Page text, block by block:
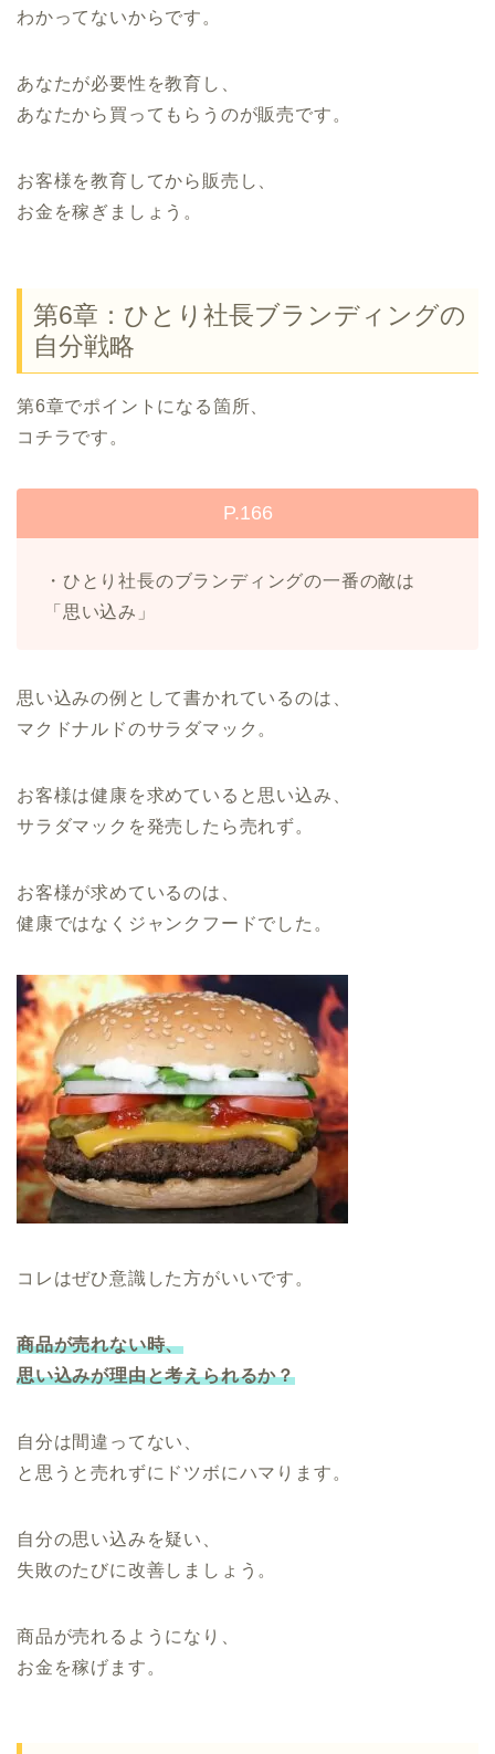
わかってないからです。
あなたが必要性を教育し、
あなたから買ってもらうのが販売です。
お客様を教育してから販売し、
お金を稼ぎましょう。
第6章：ひとり社長ブランディングの
自分戦略
第6章でポイントになる箇所、
コチラです。
P.166
・ひとり社長のブランディングの一番の敵は
「思い込み」
思い込みの例として書かれているのは、
マクドナルドのサラダマック。
お客様は健康を求めていると思い込み、
サラダマックを発売したら売れず。
お客様が求めているのは、
健康ではなくジャンクフードでした。
コレはぜひ意識した方がいいです。
商品が売れない時、
思い込みが理由と考えられるか？
自分は間違ってない、
と思うと売れずにドツボにハマります。
自分の思い込みを疑い、
失敗のたびに改善しましょう。
商品が売れるようになり、
お金を稼げます。